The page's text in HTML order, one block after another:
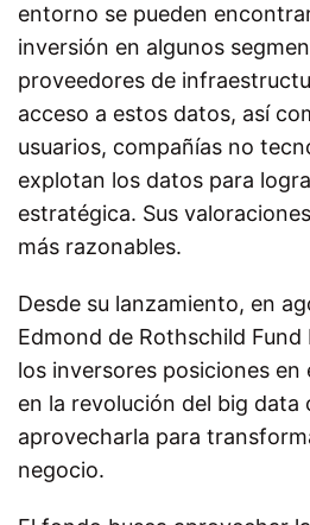
entorno se pueden
inversión en algunos
proveedores de
acceso a estos datos, así
usuarios, compañías no
explotan los datos para
estratégica. Sus
más razonables.
Desde su lanzamiento, en
Edmond de Rothschild Fund
los inversores posiciones en
en la revolución del big data
aprovecharla para
negocio.